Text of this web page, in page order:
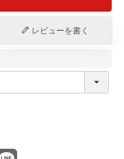
レビューを書く